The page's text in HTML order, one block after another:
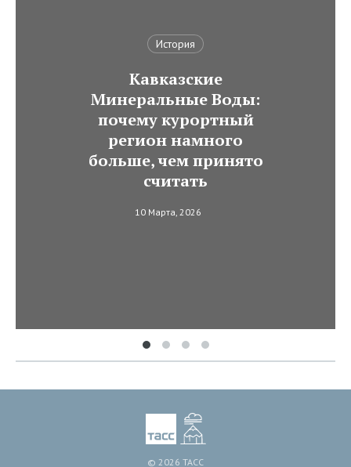
История
Кавказские
Минеральные Воды:
почему курортный
регион намного
больше, чем принято
считать
10 Марта, 2026
© 2026 ТАСС